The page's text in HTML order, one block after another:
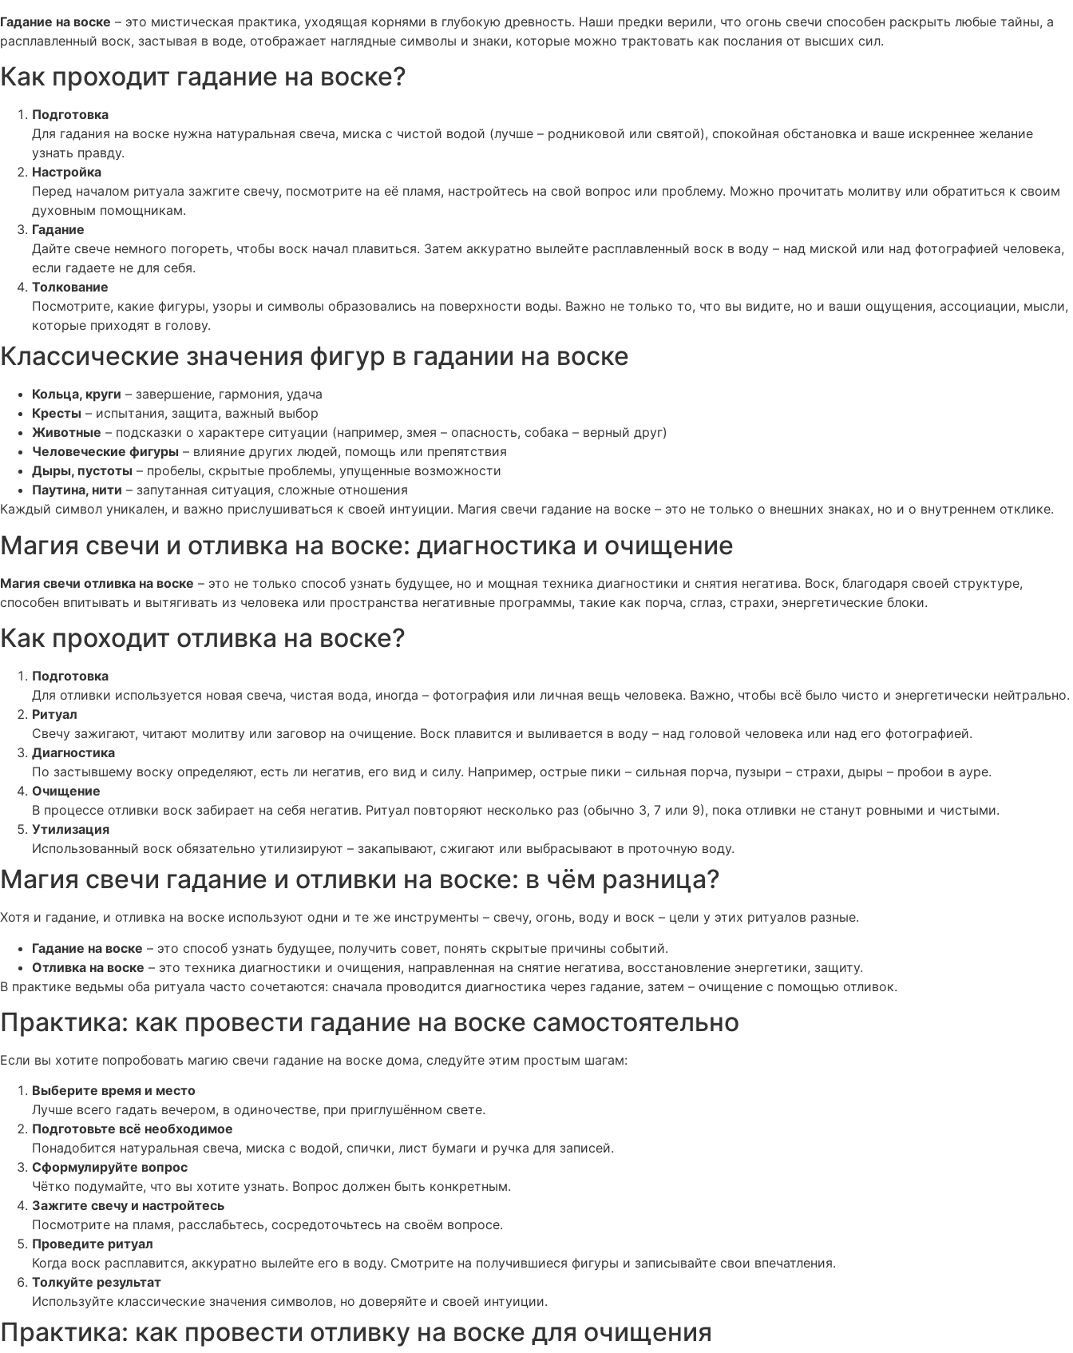
Гадание на воске – это мистическая практика, уходящая корнями в глубокую древность. Наши предки верили, что огонь свечи способен раскрыть любые тайны, а
расплавленный воск, застывая в воде, отображает наглядные символы и знаки, которые можно трактовать как послания от высших сил.
Как проходит гадание на воске?
Подготовка
Для гадания на воске нужна натуральная свеча, миска с чистой водой (лучше – родниковой или святой), спокойная обстановка и ваше искреннее желание
узнать правду.
Настройка
Перед началом ритуала зажгите свечу, посмотрите на её пламя, настройтесь на свой вопрос или проблему. Можно прочитать молитву или обратиться к своим
духовным помощникам.
Гадание
Дайте свече немного погореть, чтобы воск начал плавиться. Затем аккуратно вылейте расплавленный воск в воду – над миской или над фотографией человека,
если гадаете не для себя.
Толкование
Посмотрите, какие фигуры, узоры и символы образовались на поверхности воды. Важно не только то, что вы видите, но и ваши ощущения, ассоциации, мысли,
которые приходят в голову.
Классические значения фигур в гадании на воске
Кольца, круги – завершение, гармония, удача
Кресты – испытания, защита, важный выбор
Животные – подсказки о характере ситуации (например, змея – опасность, собака – верный друг)
Человеческие фигуры – влияние других людей, помощь или препятствия
Дыры, пустоты – пробелы, скрытые проблемы, упущенные возможности
Паутина, нити – запутанная ситуация, сложные отношения
Каждый символ уникален, и важно прислушиваться к своей интуиции. Магия свечи гадание на воске – это не только о внешних знаках, но и о внутреннем отклике.
Магия свечи и отливка на воске: диагностика и очищение
Магия свечи отливка на воске – это не только способ узнать будущее, но и мощная техника диагностики и снятия негатива. Воск, благодаря своей структуре,
способен впитывать и вытягивать из человека или пространства негативные программы, такие как порча, сглаз, страхи, энергетические блоки.
Как проходит отливка на воске?
Подготовка
Для отливки используется новая свеча, чистая вода, иногда – фотография или личная вещь человека. Важно, чтобы всё было чисто и энергетически нейтрально.
Ритуал
Свечу зажигают, читают молитву или заговор на очищение. Воск плавится и выливается в воду – над головой человека или над его фотографией.
Диагностика
По застывшему воску определяют, есть ли негатив, его вид и силу. Например, острые пики – сильная порча, пузыри – страхи, дыры – пробои в ауре.
Очищение
В процессе отливки воск забирает на себя негатив. Ритуал повторяют несколько раз (обычно 3, 7 или 9), пока отливки не станут ровными и чистыми.
Утилизация
Использованный воск обязательно утилизируют – закапывают, сжигают или выбрасывают в проточную воду.
Магия свечи гадание и отливки на воске: в чём разница?
Хотя и гадание, и отливка на воске используют одни и те же инструменты – свечу, огонь, воду и воск – цели у этих ритуалов разные.
Гадание на воске – это способ узнать будущее, получить совет, понять скрытые причины событий.
Отливка на воске – это техника диагностики и очищения, направленная на снятие негатива, восстановление энергетики, защиту.
В практике ведьмы оба ритуала часто сочетаются: сначала проводится диагностика через гадание, затем – очищение с помощью отливок.
Практика: как провести гадание на воске самостоятельно
Если вы хотите попробовать магию свечи гадание на воске дома, следуйте этим простым шагам:
Выберите время и место
Лучше всего гадать вечером, в одиночестве, при приглушённом свете.
Подготовьте всё необходимое
Понадобится натуральная свеча, миска с водой, спички, лист бумаги и ручка для записей.
Сформулируйте вопрос
Чётко подумайте, что вы хотите узнать. Вопрос должен быть конкретным.
Зажгите свечу и настройтесь
Посмотрите на пламя, расслабьтесь, сосредоточьтесь на своём вопросе.
Проведите ритуал
Когда воск расплавится, аккуратно вылейте его в воду. Смотрите на получившиеся фигуры и записывайте свои впечатления.
Толкуйте результат
Используйте классические значения символов, но доверяйте и своей интуиции.
Практика: как провести отливку на воске для очищения